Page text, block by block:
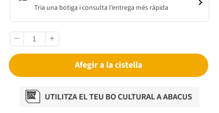
Tria una botiga i consulta l’entrega més ràpida
Afegir a la cistella